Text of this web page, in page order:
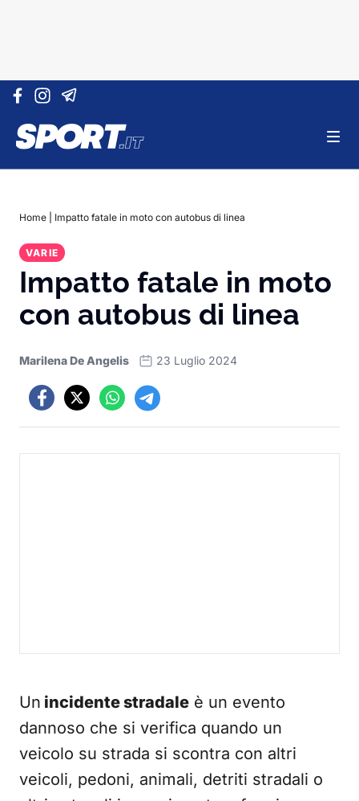
Vai al contenuto
Home Impatto fatale in moto con autobus di linea
VARIE
Impatto fatale in moto
con autobus di linea
Marilena De Angelis 23 Luglio 2024
Un incidente stradale è un evento
dannoso che si verifica quando un
veicolo su strada si scontra con altri
veicoli, pedoni, animali, detriti stradali o